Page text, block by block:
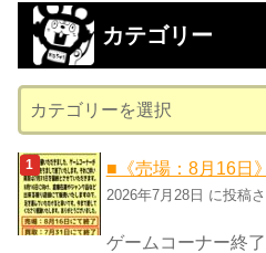
カ
ブ
カテゴリー
テ
ゴ
リ
ー
■《売場：8月16日
2026年7月28日 に投稿
ゲームコーナー終